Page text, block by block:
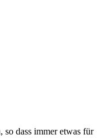
so dass immer etwas für